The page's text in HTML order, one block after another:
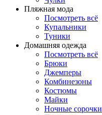
Пляжная мода
Посмотреть всё
Купальники
Туники
Домашняя одежда
Посмотреть всё
Брюки
Джемперы
Комбинезоны
Костюмы
Майки
Ночные сорочки